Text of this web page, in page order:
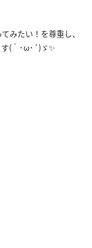
みたい！を尊重し、
(｀･ω･´)ゞ✨